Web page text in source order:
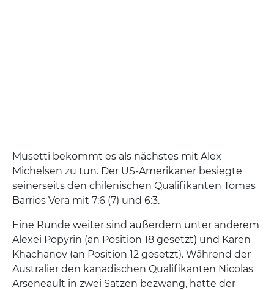
Musetti bekommt es als nächstes mit Alex
Michelsen zu tun. Der US-Amerikaner besiegte
seinerseits den chilenischen Qualifikanten Tomas
Barrios Vera mit 7:6 (7) und 6:3.
Eine Runde weiter sind außerdem unter anderem
Alexei Popyrin (an Position 18 gesetzt) und Karen
Khachanov (an Position 12 gesetzt). Während der
Australier den kanadischen Qualifikanten Nicolas
Arseneault in zwei Sätzen bezwang, hatte der